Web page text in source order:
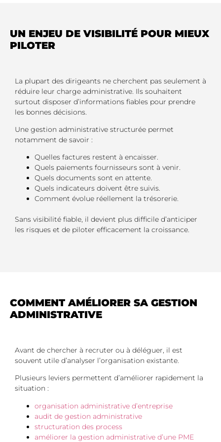
UN ENJEU DE VISIBILITÉ POUR MIEUX
PILOTER
La plupart des dirigeants ne cherchent pas seulement à
réduire leur charge administrative. Ils souhaitent
surtout disposer d’informations fiables pour prendre
les bonnes décisions.
Une gestion administrative structurée permet
notamment de savoir :
Quelles factures restent à encaisser.
Quels paiements fournisseurs sont à venir.
Quels documents sont en attente.
Quels indicateurs doivent être suivis.
Comment évolue réellement la trésorerie.
Sans visibilité fiable, il devient plus difficile d’anticiper
les risques et de piloter efficacement la croissance.
COMMENT AMÉLIORER SA GESTION
ADMINISTRATIVE
Avant de chercher à recruter ou à déléguer, il est
souvent utile d’analyser l’organisation existante.
Plusieurs leviers permettent d’améliorer rapidement la
situation :
organisation administrative d’entreprise
audit de gestion administrative
structuration des process
améliorer la gestion administrative d’une PME